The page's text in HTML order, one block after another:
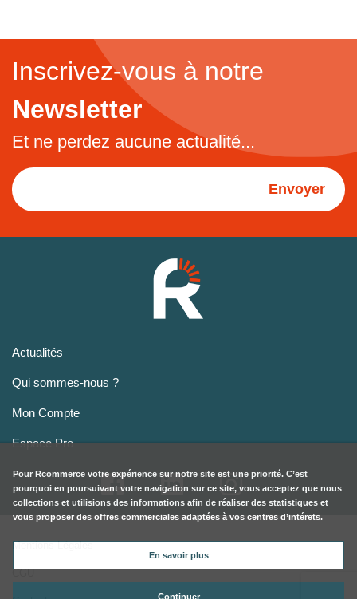
Inscrivez-vous à notre
Newsletter
Et ne perdez aucune actualité...
Envoyer
Actualités
Qui sommes-nous ?
Mon Compte
Espace Pro
Mentions Légales
CGU
Pour Rcommerce votre expérience sur notre site est une priorité. C’est
pourquoi en poursuivant votre navigation sur ce site, vous acceptez que nous
collections et utilisions des informations afin de réaliser des statistiques et
vous proposer des offres commerciales adaptées à vos centres d’intérets.
En savoir plus
Continuer